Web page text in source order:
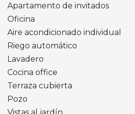
Apartamento de invitados
Oficina
Aire acondicionado individual
Riego automático
Lavadero
Cocina office
Terraza cubierta
Pozo
Vistas al jardín